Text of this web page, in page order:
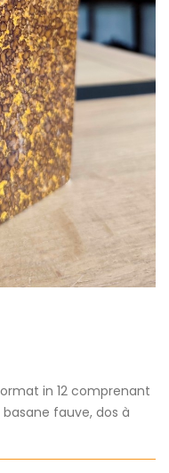
in 12 comprenant
fauve, dos à